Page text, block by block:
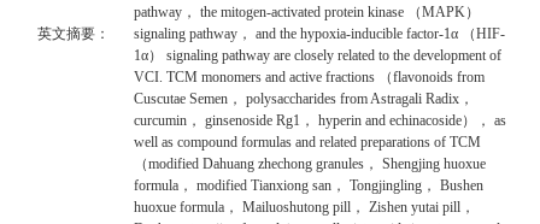
英文摘要：
pathway， the mitogen-activated protein kinase （MAPK）
signaling pathway， and the hypoxia-inducible factor-1α （HIF-
1α） signaling pathway are closely related to the development of
VCI. TCM monomers and active fractions （flavonoids from
Cuscutae Semen， polysaccharides from Astragali Radix，
curcumin， ginsenoside Rg1， hyperin and echinacoside）， as
well as compound formulas and related preparations of TCM
（modified Dahuang zhechong granules， Shengjing huoxue
formula， modified Tianxiong san， Tongjingling， Bushen
huoxue formula， Mailuoshutong pill， Zishen yutai pill，